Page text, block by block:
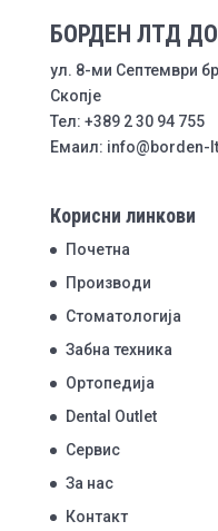
БОРДЕН ЛТД
ул. 8-ми Септември
Скопје
Тел: +389 2 30 94 755
Емаил: info@borden-
Корисни линкови
Почетна
Производи
Стоматологија
Забна техника
Ортопедија
Dental Outlet
Сервис
За нас
Контакт